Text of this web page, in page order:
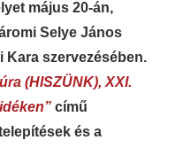
május 20-án,
Selye János
Kara szervezésében.
(HISZÜNK), XXI.
című
és a